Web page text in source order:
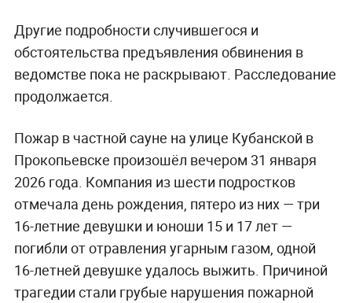
Другие подробности случившегося и
обстоятельства предъявления обвинения в
ведомстве пока не раскрывают. Расследование
продолжается.
Пожар в частной сауне на улице Кубанской в
Прокопьевске произошёл вечером 31 января
2026 года. Компания из шести подростков
отмечала день рождения, пятеро из них — три
16-летние девушки и юноши 15 и 17 лет —
погибли от отравления угарным газом, одной
16-летней девушке удалось выжить. Причиной
трагедии стали грубые нарушения пожарной